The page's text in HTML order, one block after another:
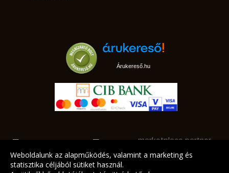
Árukereső.hu
marketplace partner
Weboldalunk az alapműködés, valamint a marketing és
statisztika céljából sütiket használ.